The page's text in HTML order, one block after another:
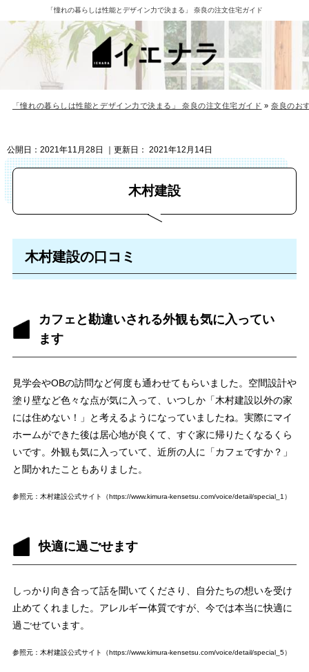
「憧れの暮らしは性能とデザイン力で決まる」 奈良の注文住宅ガイド
「憧れの暮らしは性能とデザイン力で決まる」 奈良の注文住宅ガイド »奈良のお
公開日： 2021年11月28日 ｜更新日： 2021年12月14日
⽊村建設
⽊村建設の口コミ
カフェと勘違いされる外観も気に入ってい
ます
見学会やOBの訪問など何度も通わせてもらいました。空間設計や
塗り壁など色々な点が気に入って、いつしか「木村建設以外の家
には住めない！」と考えるようになっていましたね。実際にマイ
ホームができた後は居心地が良くて、すぐ家に帰りたくなるくら
いです。外観も気に入っていて、近所の人に「カフェですか？」
と聞かれたこともありました。
参照元：⽊村建設公式サイト（https://www.kimura-kensetsu.com/voice/detail/special_1）
快適に過ごせます
しっかり向き合って話を聞いてくださり、自分たちの想いを受け
止めてくれました。アレルギー体質ですが、今では本当に快適に
過ごせています。
参照元：⽊村建設公式サイト（https://www.kimura-kensetsu.com/voice/detail/special_5）